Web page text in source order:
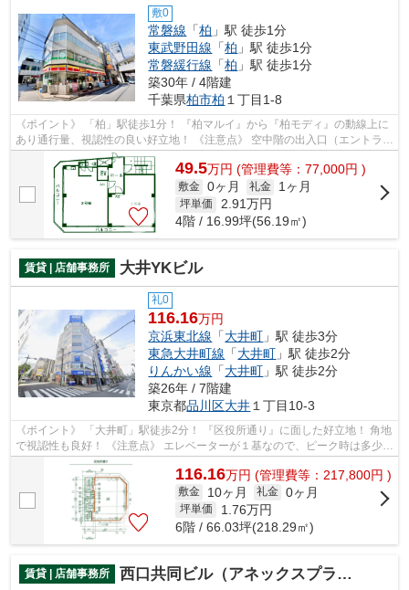
敷0
常磐線 「柏 」駅 徒歩1分
東武野田線 「柏 」駅 徒歩1分
常磐緩行線 「柏 」駅 徒歩1分
築30年 / 4階建
千葉県柏市柏 １丁目1-8
《ポイント》 「柏」駅徒歩1分！ 『柏マルイ』から『柏モディ』の動線上に
あり通行量、視認性の良い好立地！ 《注意点》 空中階の出入口（エントラン
ス）は裏手になります
49.5万円 (管理費等：77,000円 )
敷金 0ヶ月 礼金 1ヶ月
坪単価 2.91万円
4階 / 16.99坪(56.19㎡)
賃貸 | 店舗事務所 大井YKビル
礼0
116.16万円
京浜東北線 「大井町 」駅 徒歩3分
東急大井町線 「大井町 」駅 徒歩2分
りんかい線 「大井町 」駅 徒歩2分
築26年 / 7階建
東京都品川区大井 １丁目10-3
《ポイント》 「大井町」駅徒歩2分！ 『区役所通り』に面した好立地！ 角地
で視認性も良好！ 《注意点》 エレベーターが１基なので、ピーク時は多少混
雑する可能性有り
116.16万円 (管理費等：217,800円 )
敷金 10ヶ月 礼金 0ヶ月
坪単価 1.76万円
6階 / 66.03坪(218.29㎡)
賃貸 | 店舗事務所 西口共同ビル（アネックスプラザ川崎）